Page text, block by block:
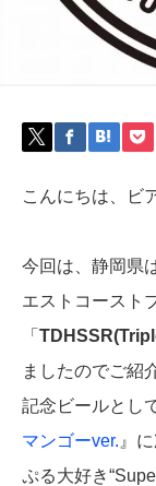
こんにちは、ビ
今回は、静岡県
エストコースト
「
ましたのでご紹
記念ビールとし
マンゴーver. 』
ぷる大好き